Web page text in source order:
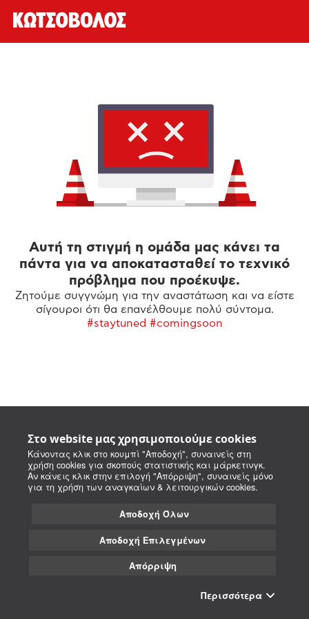
Στο website μας χρησιμοποιούμε cookies
Κάνοντας κλικ στο κουμπί "Αποδοχή", συναινείς στη
χρήση cookies για σκοπούς στατιστικής και μάρκετινγκ.
Αν κάνεις κλικ στην επιλογή "Απόρριψη", συναινείς μόνο
για τη χρήση των αναγκαίων & λειτουργικών cookies.
Αποδοχή Όλων
Αποδοχή Επιλεγμένων
Απόρριψη
Περισσότερα
Αυτή τη στιγμή η ομάδα μας κάνει τα
πάντα για να αποκατασταθεί το τεχνικό
πρόβλημα που προέκυψε.
Ζητούμε συγγνώμη για την αναστάτωση και να είστε
σίγουροι ότι θα επανέλθουμε πολύ σύντομα.
#staytuned #comingsoon